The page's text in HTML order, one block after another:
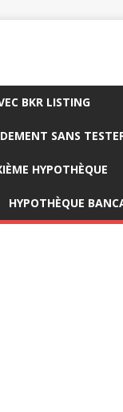
BKR LISTING
SANS
HYPOTHÈQUE
HYPOTHÈQUE